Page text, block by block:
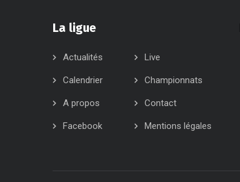
La ligue
Actualités Live
Calendrier Championnats
A propos Contact
Facebook Mentions légales